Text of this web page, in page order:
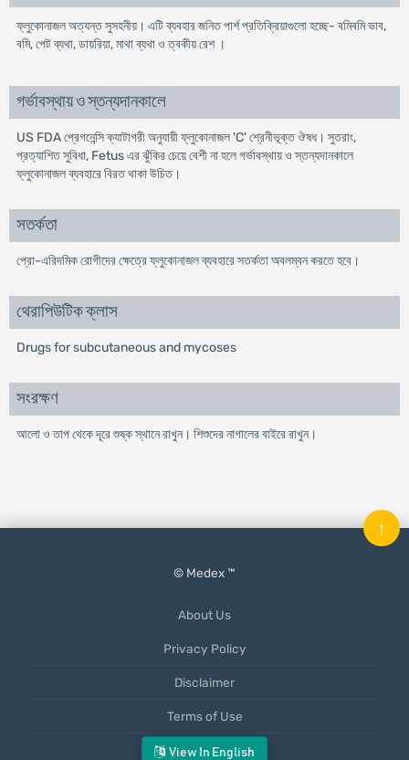
View In English
ফ্লুকোনাজল অত্যন্ত সুসহনীয়। এটি ব্যবহার জনিত পার্শ প্রতিক্রিয়াগুলো হচ্ছে- বমিবমি ভাব,
বমি, পেট ব্যথা, ডায়রিয়া, মাথা ব্যথা ও ত্বকীয় রেশ ।
গর্ভাবস্থায় ও স্তন্যদানকালে
US FDA প্রেগনেন্সি ক্যাটাগরী অনুযায়ী ফ্লুকোনাজল 'C' শ্রেনীভূক্ত ঔষধ। সুতরাং,
প্রত্যাশিত সুবিধা, Fetus এর ঝুঁকির চেয়ে বেশী না হলে গর্ভাবস্থায় ও স্তন্যদানকালে
ফ্লুকোনাজল ব্যবহারে বিরত থাকা উচিত।
সতর্কতা
প্রো-এরিদমিক রোগীদের ক্ষেত্রে ফ্লুকোনাজল ব্যবহারে সতর্কতা অবলম্বন করতে হবে।
থেরাপিউটিক ক্লাস
Drugs for subcutaneous and mycoses
সংরক্ষণ
আলো ও তাপ থেকে দূরে শুষ্ক স্থানে রাখুন। শিশুদের নাগালের বাইরে রাখুন।
© Medex ™
About Us
Privacy Policy
Disclaimer
Terms of Use
Mobile App
↑